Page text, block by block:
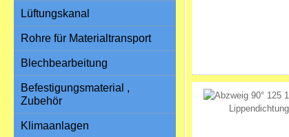
Lüftungskanal
Rohre für Materialtransport
Blechbearbeitung
Befestigungsmaterial ,
Zubehör
Klimaanlagen